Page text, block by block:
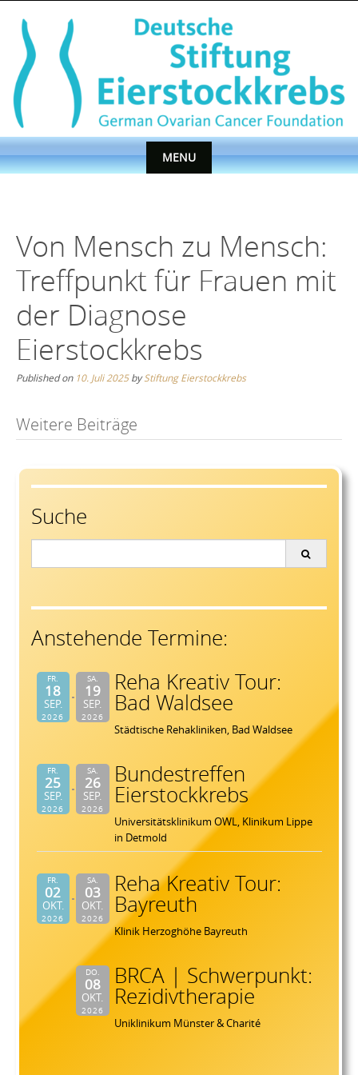
content
MENU
Von Mensch zu Mensch:
Treffpunkt für Frauen mit
der Diagnose
Eierstockkrebs
Published on 10. Juli 2025byStiftung Eierstockkrebs
Post
navigation
Weitere Beiträge
Suche
Anstehende Termine:
FR.
18
SEP.
2026
SA.
19
SEP.
2026
Reha Kreativ Tour:
Bad Waldsee
Städtische Rehakliniken, Bad Waldsee
FR.
25
SEP.
2026
SA.
26
SEP.
2026
Bundestreffen
Eierstockkrebs
Universitätsklinikum OWL, Klinikum Lippe
in Detmold
FR.
02
OKT.
2026
SA.
03
OKT.
2026
Reha Kreativ Tour:
Bayreuth
Klinik Herzoghöhe Bayreuth
DO.
08
OKT.
2026
BRCA | Schwerpunkt:
Rezidivtherapie
Uniklinikum Münster & Charité